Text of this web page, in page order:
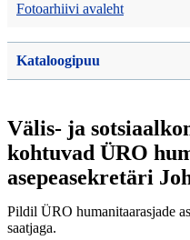
Fotoarhiivi avaleht
Kataloogipuu
Välis- ja
kohtuvad ÜRO
asepeasekretäri
Pildil ÜRO humanitaarasjade
saatjaga.